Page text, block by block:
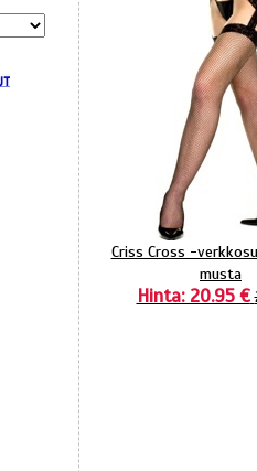
Criss Cross -
musta
Hinta: 20.95 €